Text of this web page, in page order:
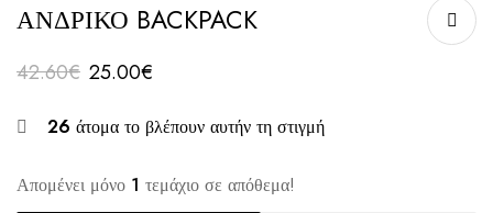
ΑΝΔΡΙΚΟ BACKPACK
42.60€ 25.00€
26 άτομα το βλέπουν αυτήν τη στιγμή
Απομένει μόνο 1 τεμάχιο σε απόθεμα!